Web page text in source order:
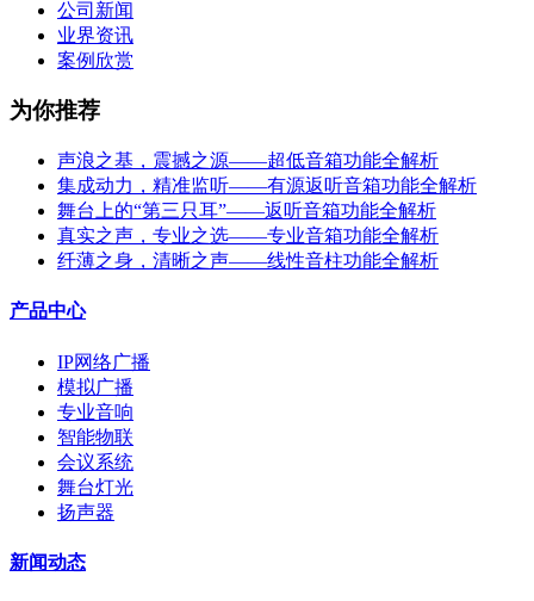
公司新闻
业界资讯
案例欣赏
为你推荐
声浪之基，震撼之源——超低音箱功能全解析
集成动力，精准监听——有源返听音箱功能全解析
舞台上的“第三只耳”——返听音箱功能全解析
真实之声，专业之选——专业音箱功能全解析
纤薄之身，清晰之声——线性音柱功能全解析
产品中心
IP网络广播
模拟广播
专业音响
智能物联
会议系统
舞台灯光
扬声器
新闻动态